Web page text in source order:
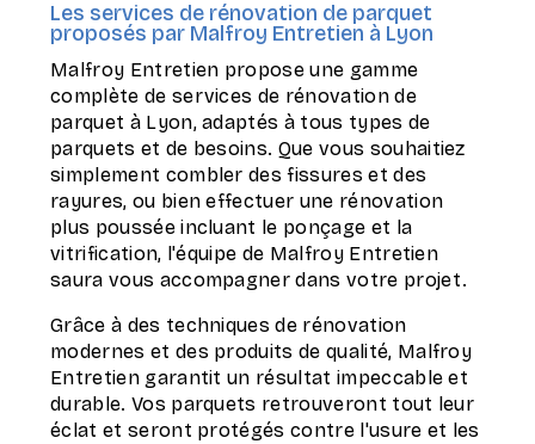
Les services de rénovation de parquet
proposés par Malfroy Entretien à Lyon
Malfroy Entretien propose une gamme
complète de services de rénovation de
parquet à Lyon, adaptés à tous types de
parquets et de besoins. Que vous souhaitiez
simplement combler des fissures et des
rayures, ou bien effectuer une rénovation
plus poussée incluant le ponçage et la
vitrification, l'équipe de Malfroy Entretien
saura vous accompagner dans votre projet.
Grâce à des techniques de rénovation
modernes et des produits de qualité, Malfroy
Entretien garantit un résultat impeccable et
durable. Vos parquets retrouveront tout leur
éclat et seront protégés contre l'usure et les